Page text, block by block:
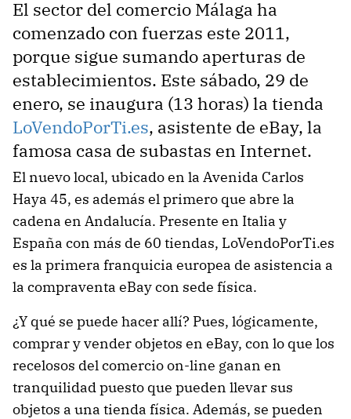
El sector del comercio Málaga ha
comenzado con fuerzas este 2011,
porque sigue sumando aperturas de
establecimientos. Este sábado, 29 de
enero, se inaugura (13 horas) la tienda
LoVendoPorTi.es, asistente de eBay, la
famosa casa de subastas en Internet.
El nuevo local, ubicado en la Avenida Carlos
Haya 45, es además el primero que abre la
cadena en Andalucía. Presente en Italia y
España con más de 60 tiendas, LoVendoPorTi.es
es la primera franquicia europea de asistencia a
la compraventa eBay con sede física.
¿Y qué se puede hacer allí? Pues, lógicamente,
comprar y vender objetos en eBay, con lo que los
recelosos del comercio on-line ganan en
tranquilidad puesto que pueden llevar sus
objetos a una tienda física. Además, se pueden